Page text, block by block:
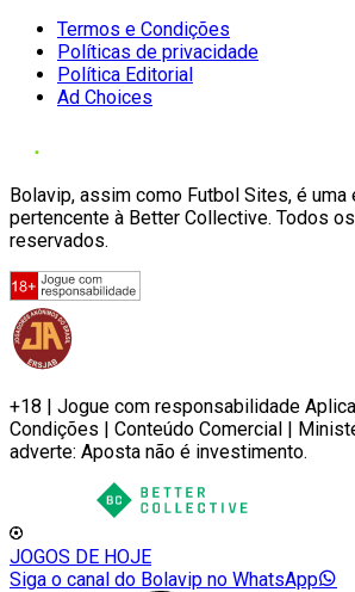
Termos e Condições
Políticas de privacidade
Política Editorial
Ad Choices
Bolavip, assim como Futbol Sites, é uma
pertencente à Better Collective. Todos
reservados.
+18 | Jogue com responsabilidade
Condições | Conteúdo Comercial |
adverte: Aposta não é investimento.
JOGOS DE HOJE
Siga o canal do Bolavip no WhatsApp